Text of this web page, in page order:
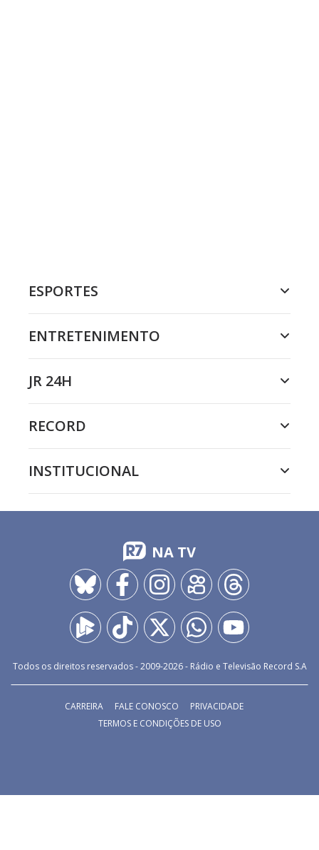
ESPORTES
ENTRETENIMENTO
JR 24H
RECORD
INSTITUCIONAL
NA TV
Todos os direitos reservados - 2009-2026- Rádio e Televisão Record S.A
CARREIRA FALE CONOSCO
PRIVACIDADE
TERMOS E CONDIÇÕES DE USO